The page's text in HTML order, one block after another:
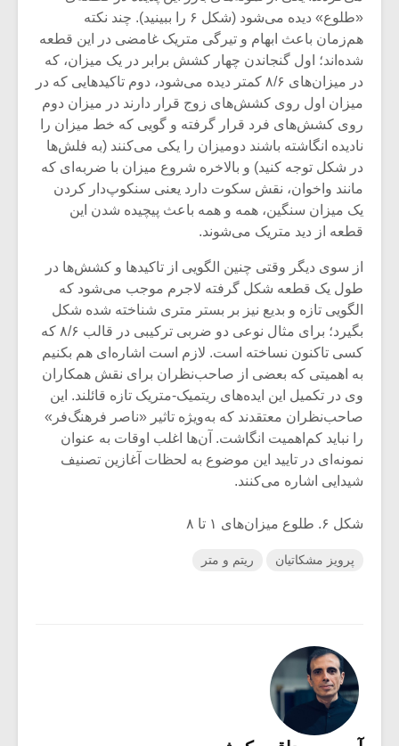
«طلوع» دیده می‌شود (شکل ۶ را ببینید). چند نکته
هم‌زمان باعث ابهام و تیرگی متریک غامضی در این قطعه
شده‌اند؛ اول گنجاندن چهار کشش برابر در یک میزان، که
در میزان‌های ۸/۶ کمتر دیده می‌شود، دوم تاکیدهایی که در
میزان اول روی کشش‌های زوج قرار دارند در میزان دوم
روی کشش‌های فرد قرار گرفته و گویی که خط میزان را
نادیده انگاشته باشند دومیزان را یکی می‌کنند (به فلش‌ها
در شکل توجه کنید) و بالاخره شروع میزان با ضربه‌ای که
مانند واخوان، نقش سکوت دارد یعنی سنکوپ‌دار کردن
یک میزان سنگین، همه و همه باعث پیچیده شدن این
قطعه از دید متریک می‌شوند.
از سوی دیگر وقتی چنین الگویی از تاکیدها و کشش‌ها در
طول یک قطعه شکل گرفته لاجرم موجب می‌شود که
الگویی تازه و بدیع نیز بر بستر متری شناخته شده شکل
بگیرد؛ برای مثال نوعی دو ضربی ترکیبی در قالب ۸/۶ که
کسی تاکنون نساخته است. لازم است اشاره‌ای هم بکنیم
به اهمیتی که بعضی از صاحب‌نظران برای نقش همکاران
وی در تکمیل این ایده‌های ریتمیک-متریک تازه قائلند. این
صاحب‌نظران معتقدند که به‌ویژه تاثیر «ناصر فرهنگ‌فر»
را نباید کم‌اهمیت انگاشت. آن‌ها اغلب اوقات به عنوان
نمونه‌ای در تایید این موضوع به لحظات آغازین تصنیف
شیدایی اشاره می‌کنند.
شکل ۶. طلوع میزان‌های ۱ تا ۸
پرویز مشکاتیان ریتم و متر